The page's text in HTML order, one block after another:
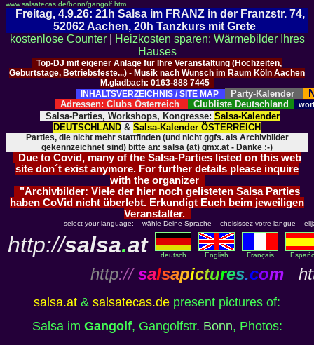
www.salsatecas.de/bonn/gangolf.htm
Freitag, 4.9.26: 21h Salsa im FRANZ in der Franzstr. 74,
52062 Aachen, 20h Tanzkurs mit Grete
kostenlose Counter|
Heizkosten sparen: Wärmebilder Ihres
Hauses
Top-DJ mit eigener Anlage für Ihre Veranstaltung (Hochzeiten,
Geburtstage, Betriebsfeste...) - Musik nach Wunsch im Raum Köln Aachen
M.gladbach: 0163-888 7445
INHALTSVERZEICHNIS / SITE MAP
Party-Kalender
Adressen: Clubs Österreich Clubliste Deutschland
Salsa-Parties, Workshops, Kongresse: Salsa-Kalender
DEUTSCHLAND & Salsa-Kalender ÖSTERREICH
Parties, die nicht mehr stattfinden (und nicht ggfs. als Archivbilder
gekennzeichnet sind) bitte an: salsa (at) gmx.at - Danke :-)
Due to Covid, many of the Salsa-Parties listed on this web
site don´t exist anymore. For further details please inquire
with the organizer
"Archivbilder: Viele der hier noch gelisteten Salsa Parties
haben CoVid nicht überlebt. Erkundigt Euch beim jeweiligen
Veranstalter.
select your language: - wähle Deine Sprache - choisissez votre langue -
http://salsa.at deutsch English Français
http:// salsapictures.com
salsa.at & salsatecas.de present pictures of:
Salsa im Gangolf, Gangolfstr. Bonn, Photos: